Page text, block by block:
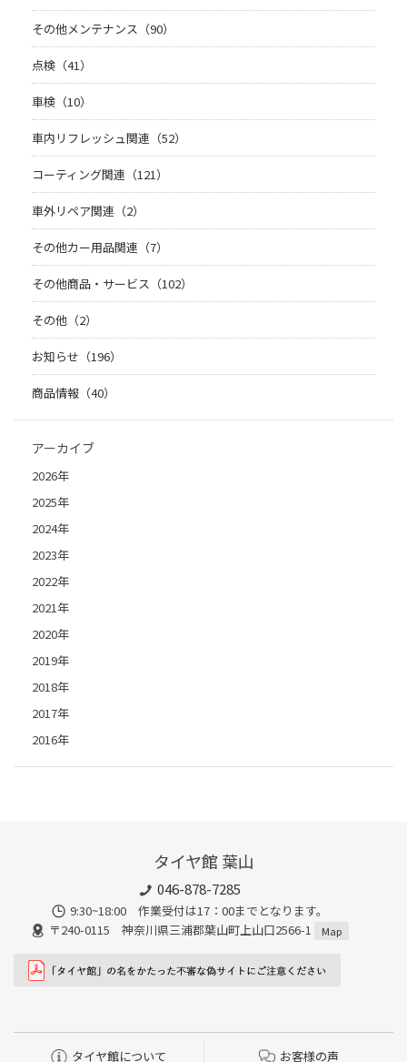
その他メンテナンス（90）
点検（41）
車検（10）
車内リフレッシュ関連（52）
コーティング関連（121）
車外リペア関連（2）
その他カー用品関連（7）
その他商品・サービス（102）
その他（2）
お知らせ（196）
商品情報（40）
アーカイブ
2026年
2025年
2024年
2023年
2022年
2021年
2020年
2019年
2018年
2017年
2016年
タイヤ館 葉山
046-878-7285
9:30~18:00 作業受付は17：00までとなります。
〒240-0115 神奈川県三浦郡葉山町上山口2566-1
Map
タイヤ館について お客様の声